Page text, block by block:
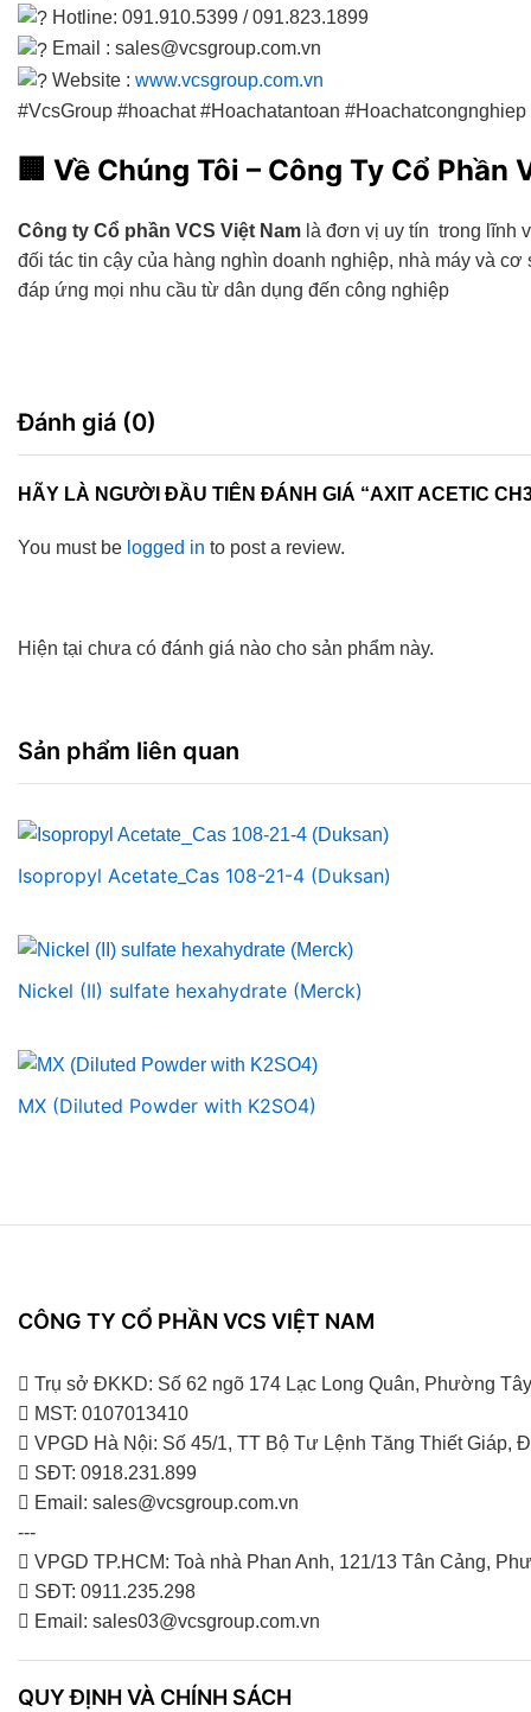
Hotline: 091.910.5399 / 091.823.1899
Email : sales@vcsgroup.com.vn
Website : www.vcsgroup.com.vn
#VcsGroup #hoachat #Hoachatantoan
🏢 Về Chúng Tôi – Công Ty Cổ Phần
Công ty Cổ phần VCS Việt Nam là đơn vị uy tín trong lĩnh
đối tác tin cậy của hàng nghìn doanh nghiệp, nhà máy và
đáp ứng mọi nhu cầu từ dân dụng đến công nghiệp
Đánh giá (0)
HÃY LÀ NGƯỜI ĐẦU TIÊN ĐÁNH GIÁ “AXIT ACETIC
You must be logged in to post a review.
Hiện tại chưa có đánh giá nào cho sản phẩm này.
Sản phẩm liên quan
Isopropyl Acetate_Cas 108-21-4 (Duksan)
Nickel (II) sulfate hexahydrate (Merck)
MX (Diluted Powder with K2SO4)
CÔNG TY CỔ PHẦN VCS VIỆT NAM
Trụ sở ĐKKD: Số 62 ngõ 174 Lạc Long Quân, Phường
MST: 0107013410
VPGD Hà Nội: Số 45/1, TT Bộ Tư Lệnh Tăng Thiết
SĐT: 0918.231.899
Email: sales@vcsgroup.com.vn
---
VPGD TP.HCM: Toà nhà Phan Anh, 121/13 Tân Cảng,
SĐT: 0911.235.298
Email: sales03@vcsgroup.com.vn
QUY ĐỊNH VÀ CHÍNH SÁCH